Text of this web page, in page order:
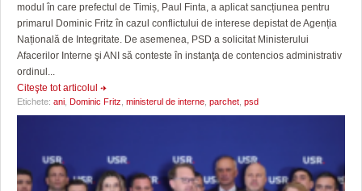
modul în care prefectul de Timiș, Paul Finta, a aplicat sancțiunea pentru
primarul Dominic Fritz în cazul conflictului de interese depistat de Agenția
Națională de Integritate. De asemenea, PSD a solicitat Ministerului
Afacerilor Interne şi ANI să conteste în instanţa de contencios administrativ
ordinul...
Citeşte tot articolul
Etichete: ani Dominic Fritz ministerul de interne parchet psd